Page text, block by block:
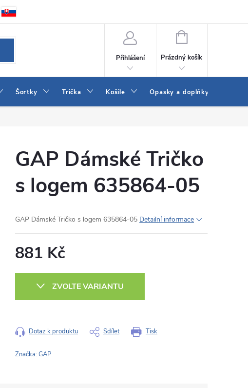
Kontakt
Přihlášení
NÁKUPNÍ
Prázdný košík
Šortky Trička Košile Opasky a doplňky
GAP Dámské Tričko
s logem 635864-05
GAP Dámské Tričko s logem 635864-05 Detailní informace
881 Kč
ZVOLTE VARIANTU
Tisk
Dotaz k produktu Sdílet
Značka:GAP